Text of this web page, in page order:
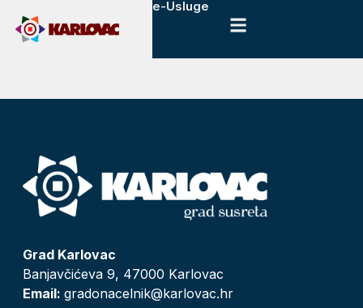
e-Usluge
Grad Karlovac
Banjavčićeva 9, 47000 Karlovac
Email: gradonacelnik@karlovac.hr